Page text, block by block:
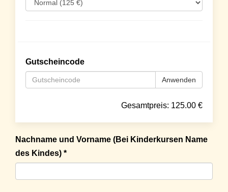
Gutscheincode
Anwenden
Gesamtpreis: 125.00 €
Nachname und Vorname (Bei Kinderkursen Name
des Kindes) *